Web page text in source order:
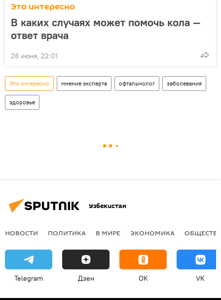
Это интересно
В каких случаях может помочь кола —
ответ врача
28 июня, 22:01
Это интересно мнение эксперта офтальмолог заболевания
здоровье
Узбекистан
НОВОСТИ ПОЛИТИКА В МИРЕ ЭКОНОМИКА
Telegram Дзен OK VK